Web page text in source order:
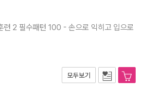
련 2 필수패턴 100 - 손으로 익히고 입으로
모두보기